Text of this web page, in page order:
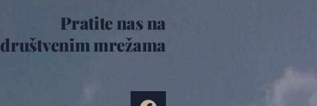
Pratite nas na
društvenim mrežama